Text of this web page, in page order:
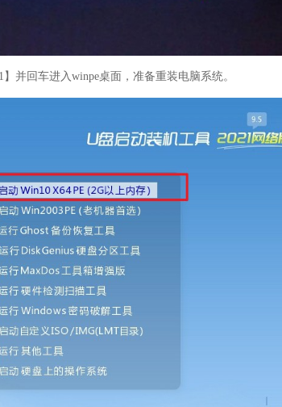
并回车进入winpe桌面，准备重装电脑系统。